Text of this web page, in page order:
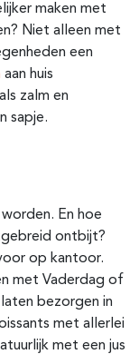
maken met
Niet alleen met
een
aan huis
zalm en
sapje.
En hoe
ontbijt?
op kantoor.
met Vaderdag of
laten bezorgen in
met allerlei
met een jus